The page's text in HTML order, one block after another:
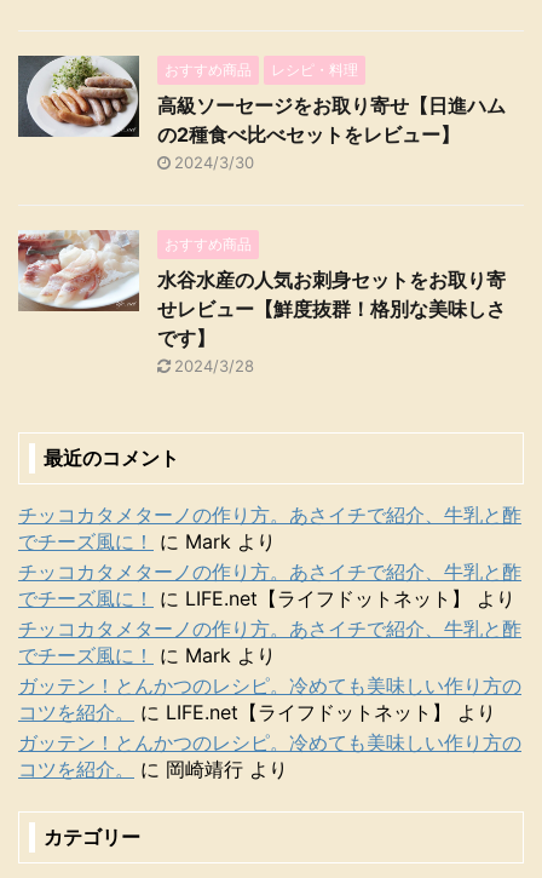
おすすめ商品 レシピ・料理
高級ソーセージをお取り寄せ【日進ハム
の2種食べ比べセットをレビュー】
2024/3/30
おすすめ商品
水谷水産の人気お刺身セットをお取り寄
せレビュー【鮮度抜群！格別な美味しさ
です】
2024/3/28
最近のコメント
チッコカタメターノの作り方。あさイチで紹介、牛乳と酢
でチーズ風に！
に Mark より
チッコカタメターノの作り方。あさイチで紹介、牛乳と酢
でチーズ風に！
に LIFE.net【ライフドットネット】
より
チッコカタメターノの作り方。あさイチで紹介、牛乳と酢
でチーズ風に！
に Mark より
ガッテン！とんかつのレシピ。冷めても美味しい作り方の
コツを紹介。
に LIFE.net【ライフドットネット】
より
ガッテン！とんかつのレシピ。冷めても美味しい作り方の
コツを紹介。
に 岡崎靖行 より
カテゴリー